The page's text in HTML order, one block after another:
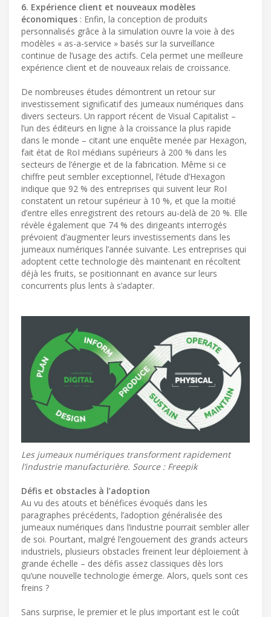
6. Expérience client et nouveaux modèles
économiques : Enfin, la conception de produits
personnalisés grâce à la simulation ouvre la voie à des
modèles « as-a-service » basés sur la surveillance
continue de l’usage des actifs. Cela permet une meilleure
expérience client et de nouveaux relais de croissance.
De nombreuses études démontrent un retour sur
investissement significatif des jumeaux numériques dans
divers secteurs. Un rapport récent de Visual Capitalist –
l’un des éditeurs en ligne à la croissance la plus rapide
dans le monde – citant une enquête menée par Hexagon,
fait état de RoI médians supérieurs à 200 % dans les
secteurs de l’énergie et de la fabrication. Même si ce
chiffre peut sembler exceptionnel, l’étude d’Hexagon
indique que 92 % des entreprises qui suivent leur RoI
constatent un retour supérieur à 10 %, et que la moitié
d’entre elles enregistrent des retours au-delà de 20 %. Elle
révèle également que 74 % des dirigeants interrogés
prévoient d’augmenter leurs investissements dans les
jumeaux numériques l’année suivante. Les entreprises qui
adoptent cette technologie dès maintenant en récoltent
déjà les fruits, se positionnant en avance sur leurs
concurrents plus lents à s’adapter.
Les jumeaux numériques transforment rapidement
l’industrie manufacturière. Source : Freepik
Défis et obstacles à l’adoption
Au vu des atouts et bénéfices évoqués dans les
paragraphes précédents, l’adoption généralisée des
jumeaux numériques dans l’industrie pourrait sembler aller
de soi. Pourtant, malgré l’engouement des grands acteurs
industriels, plusieurs obstacles freinent leur déploiement à
grande échelle – des défis assez classiques dès lors
qu’une nouvelle technologie émerge. Alors, quels sont ces
freins ?
Sans surprise, le premier et le plus important est le coût